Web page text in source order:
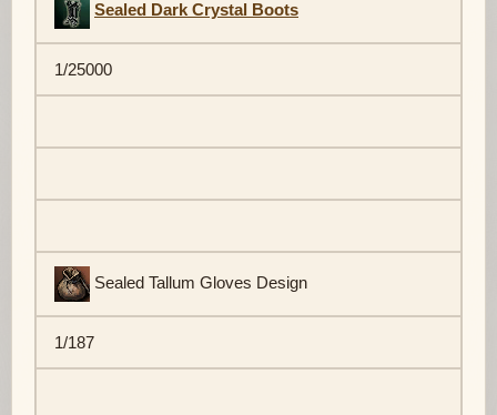
Sealed Dark Crystal Boots
1/25000
Sealed Tallum Gloves Design
1/187